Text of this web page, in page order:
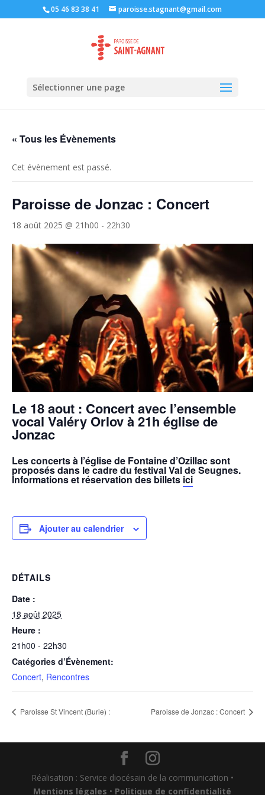
05 46 83 38 41 paroisse.stagnant@gmail.com
Sélectionner une page
« Tous les Évènements
Cet évènement est passé.
Paroisse de Jonzac : Concert
18 août 2025 @ 21h00 - 22h30
Le 18 aout : Concert avec l’ensemble
vocal Valéry Orlov à 21h église de
Jonzac
Les concerts à l’église de Fontaine d’Ozillac sont
proposés dans le cadre du festival Val de Seugnes.
Informations et réservation des billets ici
Ajouter au calendrier
DÉTAILS
Date :
18 août 2025
Heure :
21h00 - 22h30
Catégories d’Évènement:
Concert, Rencontres
Paroisse St Vincent (Burie) : Paroisse de Jonzac : Concert
Réalisation : Service diocésain de la communication •
Mentions légales • Politique de confidentialité